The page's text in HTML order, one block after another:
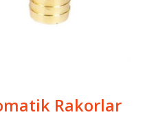
Rakorlar